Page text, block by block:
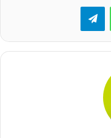
واتساب تيلقرام